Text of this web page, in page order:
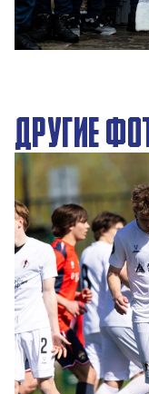
Новогодний
27 ДЕКАБРЯ 2025
ДРУГИЕ